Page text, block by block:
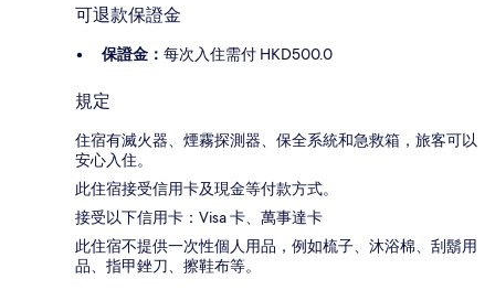
可退款保證金
保證金： 每次入住需付 HKD500.0
規定
住宿有滅火器、煙霧探測器、保全系統和急救箱，旅客可以
安心入住。
此住宿接受信用卡及現金等付款方式。
接受以下信用卡：Visa 卡、萬事達卡
此住宿不提供一次性個人用品，例如梳子、沐浴棉、刮鬍用
品、指甲銼刀、擦鞋布等。